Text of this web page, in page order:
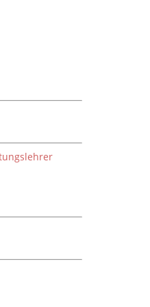
Ort –
Fahrt der
und